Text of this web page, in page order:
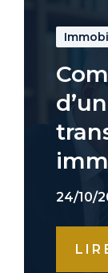
24/10/